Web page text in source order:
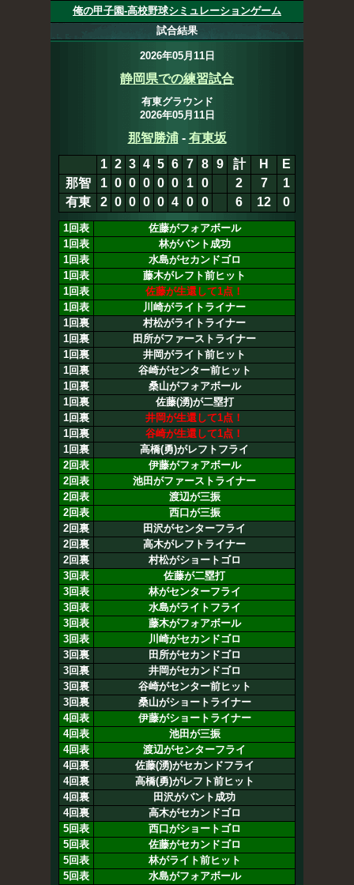
俺の甲子園-高校野球シミュレーションゲーム
試合結果
2026年05月11日
静岡県での練習試合
有東グラウンド
2026年05月11日
那智勝浦 - 有東坂
1 2 3 4 5 6 7 8 9 計 H
E
那智
1 0 0 0 0 0 1 0 2 7
1
有東
2 0 0 0 0 4 0 0 6 12 0
1回表
佐藤がフォアボール
1回表
林がバント成功
1回表
水島がセカンドゴロ
1回表
藤木がレフト前ヒット
1回表
佐藤が生還して1点！
1回表
川崎がライトライナー
1回裏
村松がライトライナー
1回裏
田所がファーストライナー
1回裏
井岡がライト前ヒット
1回裏
谷崎がセンター前ヒット
1回裏
桑山がフォアボール
1回裏
佐藤(湧)が二塁打
1回裏
井岡が生還して1点！
1回裏
谷崎が生還して1点！
1回裏
高橋(勇)がレフトフライ
2回表
伊藤がフォアボール
2回表
池田がファーストライナー
2回表
渡辺が三振
2回表
西口が三振
2回裏
田沢がセンターフライ
2回裏
高木がレフトライナー
2回裏
村松がショートゴロ
3回表
佐藤が二塁打
3回表
林がセンターフライ
3回表
水島がライトフライ
3回表
藤木がフォアボール
3回表
川崎がセカンドゴロ
3回裏
田所がセカンドゴロ
3回裏
井岡がセカンドゴロ
3回裏
谷崎がセンター前ヒット
3回裏
桑山がショートライナー
4回表
伊藤がショートライナー
4回表
池田が三振
4回表
渡辺がセンターフライ
4回裏
佐藤(湧)がセカンドフライ
4回裏
高橋(勇)がレフト前ヒット
4回裏
田沢がバント成功
4回裏
高木がセカンドゴロ
5回表
西口がショートゴロ
5回表
佐藤がセカンドゴロ
5回表
林がライト前ヒット
5回表
水島がフォアボール